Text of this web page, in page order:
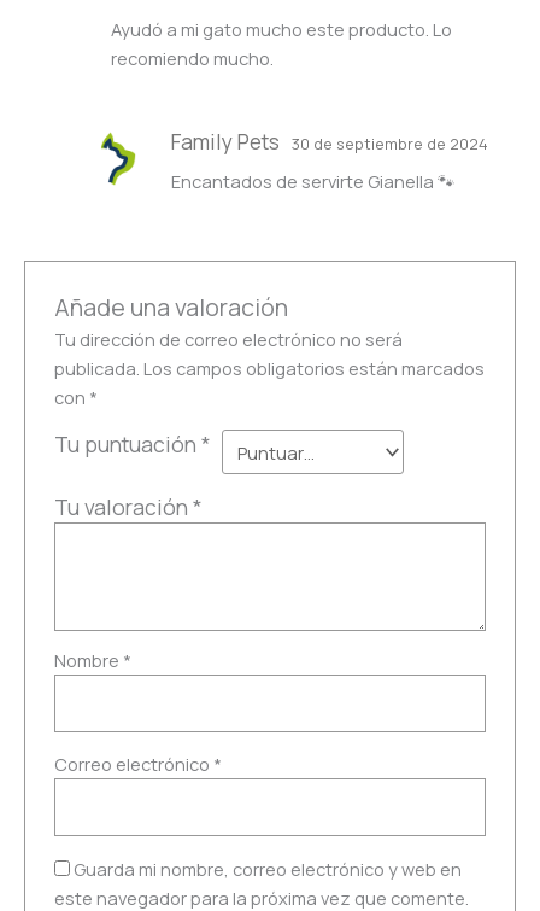
con5de 5
Ayudó a mi gato mucho este producto. Lo
recomiendo mucho.
Family Pets 30 de septiembre de 2024
Encantados de servirte Gianella 🐾
Añade una valoración
Tu dirección de correo electrónico no será
publicada. Los campos obligatorios están marcados
con *
Tu puntuación*
Tu valoración*
Nombre *
Correo electrónico *
Guarda mi nombre, correo electrónico y web en
este navegador para la próxima vez que comente.